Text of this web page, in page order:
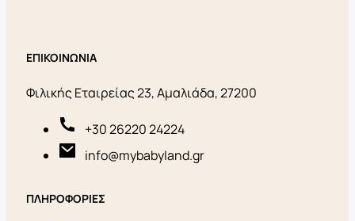
ΕΠΙΚΟΙΝΩΝΙΑ
Φιλικής Εταιρείας 23, Αμαλιάδα, 27200
+30 26220 24224
info@mybabyland.gr
ΠΛΗΡΟΦΟΡΙΕΣ